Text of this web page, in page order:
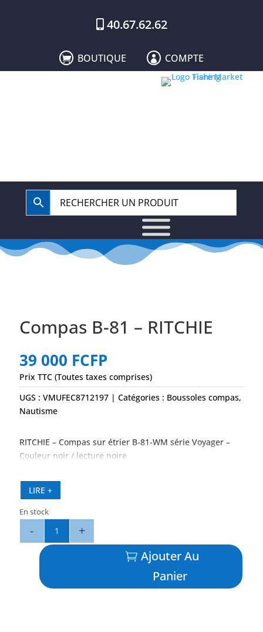
40.67.62.62
 BOUTIQUE  COMPTE
Compas B-81 – RITCHIE
39 000 FCFP
Prix TTC (Toutes taxes comprises)
UGS : VMUFEC8712197 Catégories : Boussoles compas,
Nautisme
RITCHIE – Compas sur étrier B-81-WM série Voyager –
Couleur noir / lecture noire
LIRE +
En stock
quantité
Compas
Ajouter Au
Panier